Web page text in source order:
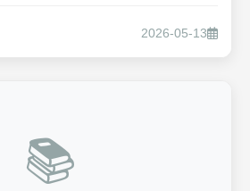
2026-05-13
📚